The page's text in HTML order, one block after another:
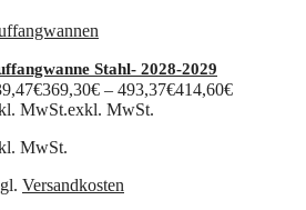
Stahl- 2028-2029
€369,30€ – 493,37€414,60€
MwSt.exkl. MwSt.
MwSt.
Versandkosten